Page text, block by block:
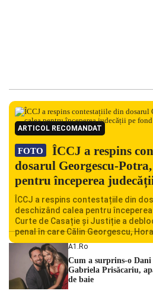
ARTICOL RECOMANDAT
FOTO
ÎCCJ a respins
dosarul Georgescu-
pentru începerea
ÎCCJ a respins contestațiile din
deschizând calea pentru
Curte de Casație și Justiție a
penal în care Călin Georgescu,
persoane sunt acuzați de acțiuni
ordinii constituționale. În ședința
judecătorii de la instanța supremă
A1.ro
Cum a surprins-o
Gabriela Prisăcariu,
de baie